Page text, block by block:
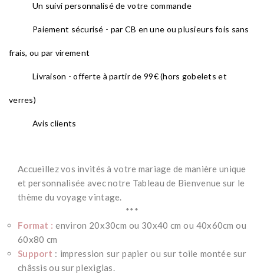
Un suivi personnalisé de votre commande
Paiement sécurisé - par CB en une ou plusieurs fois sans
frais, ou par virement
Livraison - offerte à partir de 99€ (hors gobelets et
verres)
Avis clients
Accueillez vos invités à votre mariage de manière unique
et personnalisée avec notre Tableau de Bienvenue sur le
thème du voyage vintage.
***
Format : environ 20x30cm ou 30x40 cm ou 40x60cm ou
60x80 cm
Support : impression sur papier ou sur toile montée sur
châssis ou sur plexiglas.